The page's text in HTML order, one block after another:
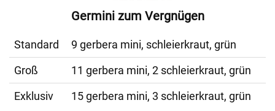
Germini zum Vergnügen
Standard
9 gerbera mini, schleierkraut, grün
Groß
11 gerbera mini, 2 schleierkraut, grün
Exklusiv
15 gerbera mini, 3 schleierkraut, grün